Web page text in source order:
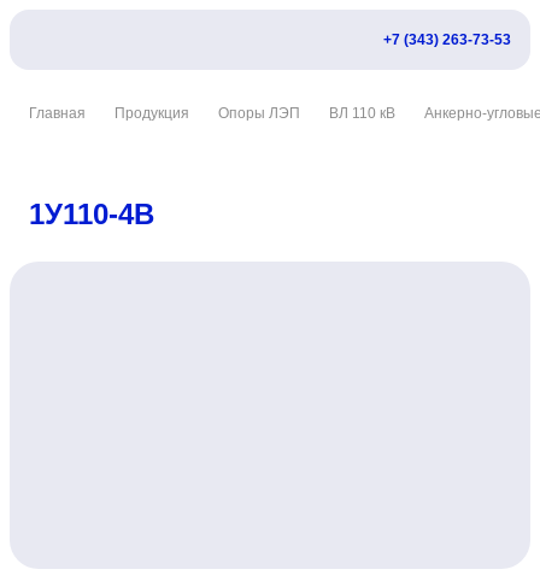
+7 (343) 263-73-53
Главная Продукция Опоры ЛЭП ВЛ 110 кВ Анкерно-
1У110-4В